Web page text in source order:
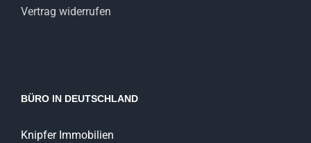
Vertrag widerrufen
BÜRO IN DEUTSCHLAND
Knipfer Immobilien